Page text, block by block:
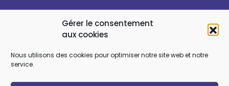
Gérer le consentement
aux cookies
Nous utilisons des cookies pour optimiser notre site web et notre
service.
Action solidaire Formation